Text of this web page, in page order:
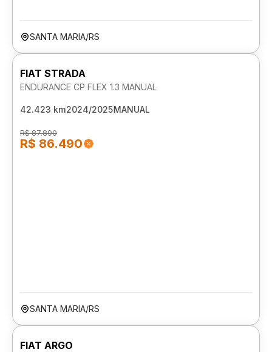
SANTA MARIA/RS
FIAT STRADA
ENDURANCE CP FLEX 1.3 MANUAL
42.423 km2024/2025MANUAL
R$ 87.890
R$ 86.490
SANTA MARIA/RS
FIAT ARGO